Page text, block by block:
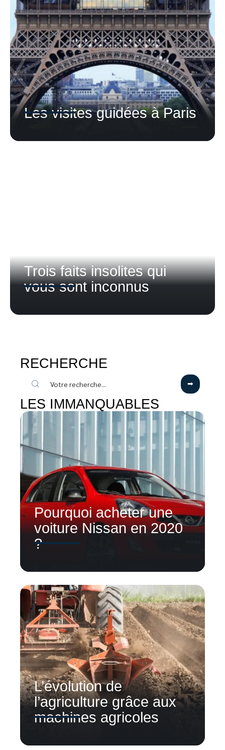
Les visites guidées à Paris
Trois faits insolites qui
vous sont inconnus
RECHERCHE
LES IMMANQUABLES
Pourquoi acheter une
voiture Nissan en 2020
?
L’évolution de
l’agriculture grâce aux
machines agricoles